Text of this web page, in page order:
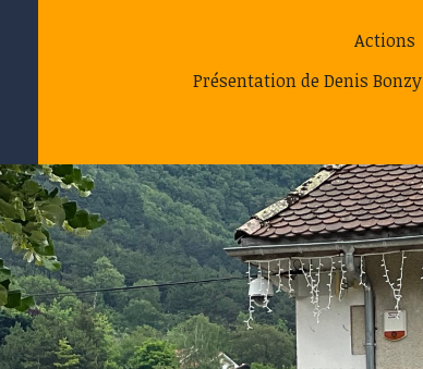
Actions
Présentation de Denis Bonzy